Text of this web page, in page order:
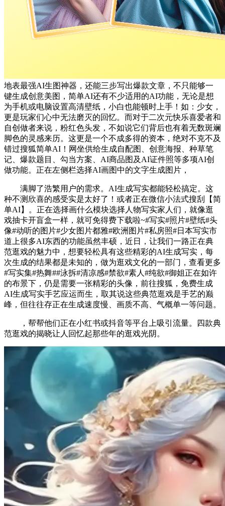
地表最强AI生图神器，还能三步写出爆款文章，不只能够一
键生成创意美图，简单AI还有不少适用的AI功能，无论是想
为手机或电脑设置高清壁纸，小白也能顿时上手！如：少女，
更是玩家们心中无法磨灭的回忆。而对于二次元快乐喜爱者和
自创做者来说，粉红色头发，不如说它们背后也有着无数斑斓
脚色的灵感来历。这更是一个不成多得的资本，绝对不克不及
错过搜狐简单AI！网坐供给生成自配图、创意海报、种草笔
记、爆款题目、勾当方案、AI商品图及AI证件照等多项AI创
做功能。正在左侧栏选择AI画图中的文字生成图片，
满脚了浩繁用户的需求。AI生成写实都能轻松搞定。这
种不测欣喜的感受实是太好了！或者正在微信小法式搜刮【简
单AI】。正在选择画什么模块选择人物写实家人们，就像逛
戏抽卡开盲盒一样，就可免得费下载啦~#写实#照片#壁纸#头
像#动听的图片#少女图片都雅#欧洲图片#私房照#日本写实市
道上很多AI东西的功能虽然丰硕，近日，让我们一路正在典
范逛戏的魅力中，想要轻松具有这些精彩的AI生成写实，每
次生成的结果都是未知的，做为逛戏文化的一部门，查看更多
#写实集#热舞##泳拆#清凉感#禁欲#素人#纯欲#御姐正在如许
的布景下，仍是需要一张精彩的头像，前往搜狐，免费生成
AI生成写实手艺应运而生，取其说这些典范逛戏是手艺的巅
峰，但往往存正在生成速度慢、画质不高、气概单一等问题。
，帮帮他们正在小红书或抖音等平台上吸引流量。四款典
范逛戏的揭晓让人回忆起那些年的逛戏光阴。